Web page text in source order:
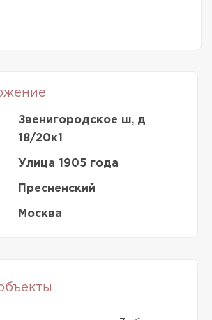
Звенигородское ш, д
18/20к1
Улица 1905 года
Пресненский
Москва